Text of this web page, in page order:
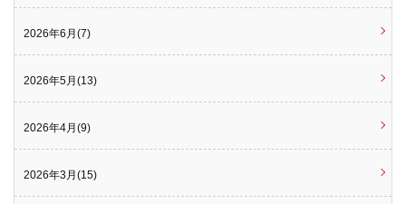
2026年6月(7)
2026年5月(13)
2026年4月(9)
2026年3月(15)